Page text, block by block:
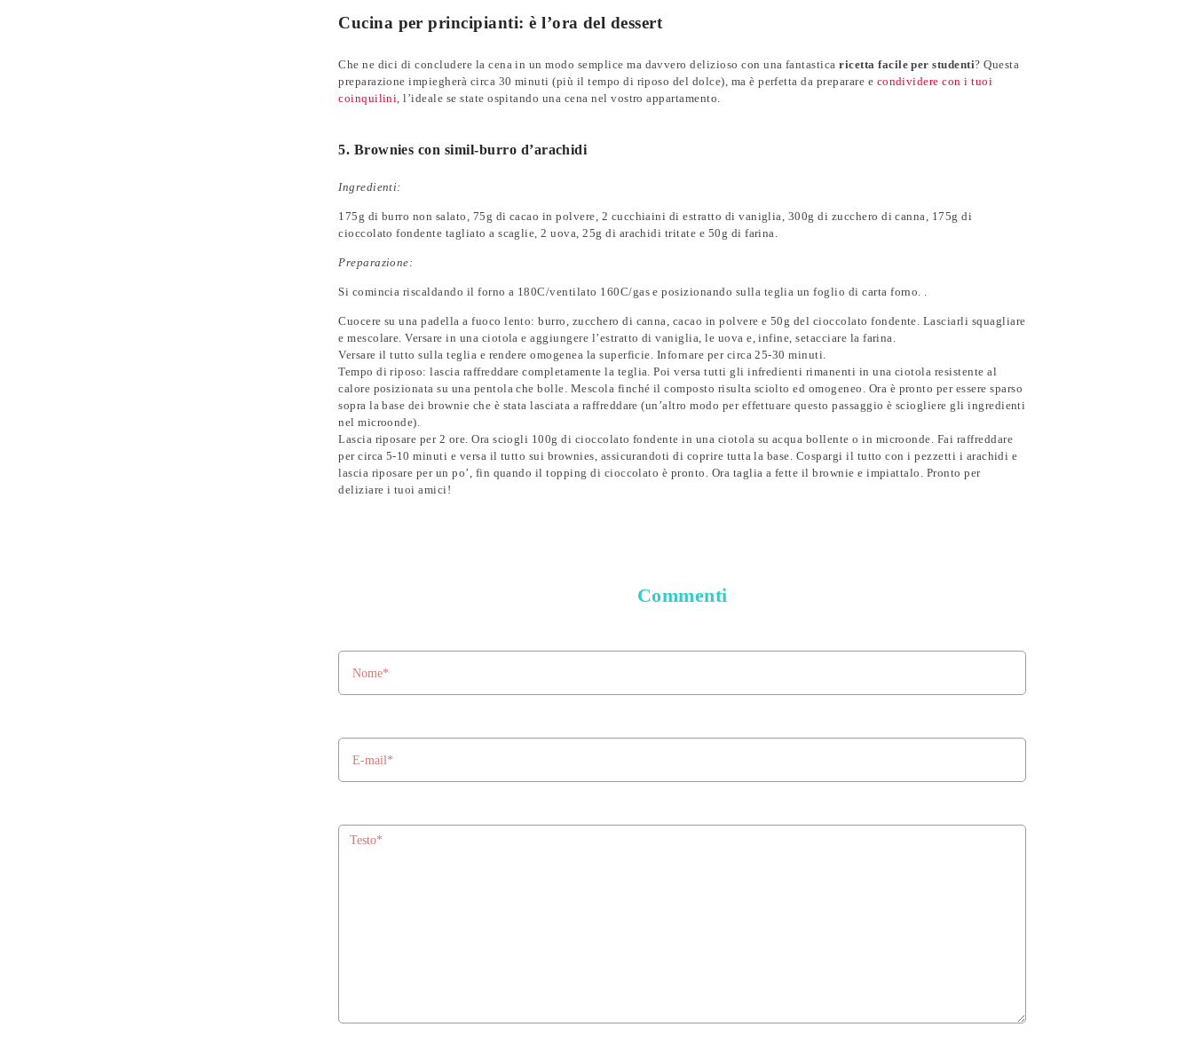
Cucina per principianti: è l’ora del dessert
Che ne dici di concludere la cena in un modo semplice ma davvero delizioso con una fantasticaricetta facile per studenti? Questa
preparazione impiegherà circa 30 minuti (più il tempo di riposo del dolce), ma è perfetta da preparare e condividere con i tuoi
coinquilini, l’ideale se state ospitando una cena nel vostro appartamento.
5. Brownies con simil-burro d’arachidi
Ingredienti:
175g di burro non salato, 75g di cacao in polvere, 2 cucchiaini di estratto di vaniglia, 300g di zucchero di canna, 175g di
cioccolato fondente tagliato a scaglie, 2 uova, 25g di arachidi tritate e 50g di farina.
Preparazione:
Si comincia riscaldando il forno a 180C/ventilato 160C/gas e posizionando sulla teglia un foglio di carta forno. .
Cuocere su una padella a fuoco lento: burro, zucchero di canna, cacao in polvere e 50g del cioccolato fondente. Lasciarli squagliare
e mescolare. Versare in una ciotola e aggiungere l’estratto di vaniglia, le uova e, infine, setacciare la farina.
Versare il tutto sulla teglia e rendere omogenea la superficie. Infornare per circa 25-30 minuti.
Tempo di riposo: lascia raffreddare completamente la teglia. Poi versa tutti gli infredienti rimanenti in una ciotola resistente al
calore posizionata su una pentola che bolle. Mescola finché il composto risulta sciolto ed omogeneo. Ora è pronto per essere sparso
sopra la base dei brownie che è stata lasciata a raffreddare (un’altro modo per effettuare questo passaggio è sciogliere gli ingredienti
nel microonde).
Lascia riposare per 2 ore. Ora sciogli 100g di cioccolato fondente in una ciotola su acqua bollente o in microonde. Fai raffreddare
per circa 5-10 minuti e versa il tutto sui brownies, assicurandoti di coprire tutta la base. Cospargi il tutto con i pezzetti i arachidi e
lascia riposare per un po’, fin quando il topping di cioccolato è pronto. Ora taglia a fette il brownie e impiattalo. Pronto per
deliziare i tuoi amici!
Commenti